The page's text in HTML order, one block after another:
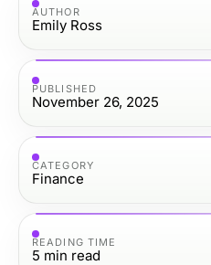
AUTHOR
Emily Ross
PUBLISHED
November 26, 2025
CATEGORY
Finance
READING TIME
5 min read